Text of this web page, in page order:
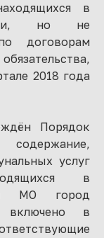
в
но не
договорам
2018 года
Порядок
услуг
в
МО город
включено в